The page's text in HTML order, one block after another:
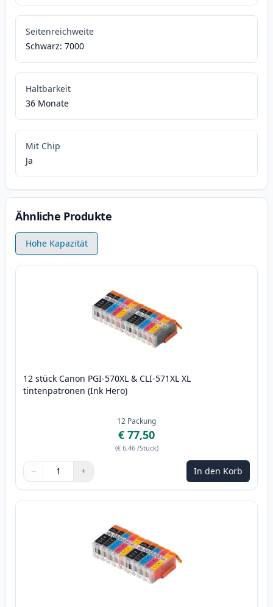
Seitenreichweite
Schwarz: 7000
Haltbarkeit
36 Monate
Mit Chip
Ja
Ähnliche Produkte
Hohe Kapazität
12 stück Canon PGI-570XL & CLI-571XL XL
tintenpatronen (Ink Hero)
12 Packung
€ 77,50
(€ 6,46 /Stück)
Menge
Verwenden Sie die Tasten, um anzupassen
− +
Menge 1 In den Korb